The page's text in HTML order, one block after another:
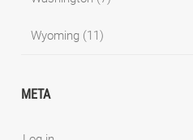
Wyoming (11)
META